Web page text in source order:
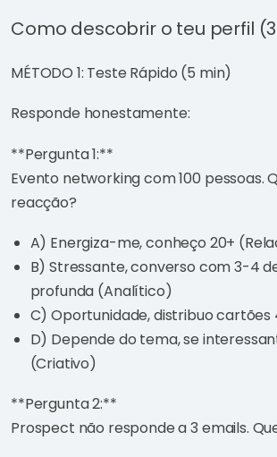
Como descobrir o teu perfil
MÉTODO 1: Teste Rápido (5 min)
Responde honestamente:
**Pergunta 1:**
Evento networking com 100 pessoas.
reacção?
A) Energiza-me, conheço 20+
B) Stressante, converso com 3-4
profunda (Analítico)
C) Oportunidade, distribuo cartões
D) Depende do tema, se
(Criativo)
**Pergunta 2:**
Prospect não responde a 3 emails.